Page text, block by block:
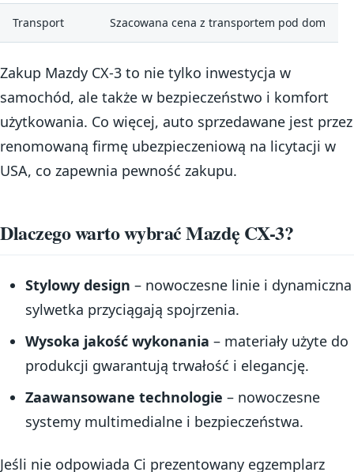
Transport Szacowana cena z transportem pod dom
Zakup Mazdy CX-3 to nie tylko inwestycja w
samochód, ale także w bezpieczeństwo i komfort
użytkowania. Co więcej, auto sprzedawane jest przez
renomowaną firmę ubezpieczeniową na licytacji w
USA, co zapewnia pewność zakupu.
Dlaczego warto wybrać Mazdę CX-3?
Stylowy design – nowoczesne linie i dynamiczna
sylwetka przyciągają spojrzenia.
Wysoka jakość wykonania – materiały użyte do
produkcji gwarantują trwałość i elegancję.
Zaawansowane technologie – nowoczesne
systemy multimedialne i bezpieczeństwa.
Jeśli nie odpowiada Ci prezentowany egzemplarz